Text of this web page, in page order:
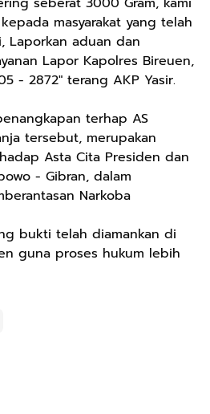
masyarakat yang telah
Laporkan aduan dan
Lapor Kapolres Bireuen,
- 2872" terang AKP Yasir.
terhap AS
tersebut, merupakan
Asta Cita Presiden dan
- Gibran, dalam
Narkoba
bukti telah diamankan di
guna proses hukum lebih